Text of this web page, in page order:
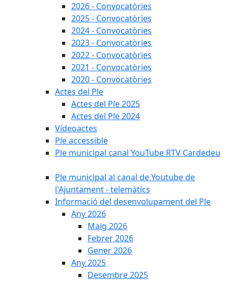
2026 - Convocatòries
2025 - Convocatòries
2024 - Convocatòries
2023 - Convocatòries
2022 - Convocatòries
2021 - Convocatòries
2020 - Convocatòries
Actes del Ple
Actes del Ple 2025
Actes del Ple 2024
Vídeoactes
Ple accessible
Ple municipal canal YouTube RTV Cardedeu
Ple municipal al canal de Youtube de
l'Ajuntament - telemàtics
Informació del desenvolupament del Ple
Any 2026
Maig 2026
Febrer 2026
Gener 2026
Any 2025
Desembre 2025